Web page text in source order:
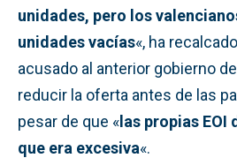
unidades, pero los
unidades vacías«, ha
acusado al anterior gobierno
reducir la oferta antes de las
pesar de que «las propias EOI
que era excesiva«.